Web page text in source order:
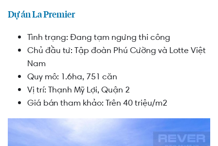
Dự án La Premier
Tình trạng: Đang tạm ngưng thi công
Chủ đầu tư: Tập đoàn Phú Cường và Lotte Việt
Nam
Quy mô: 1.6ha, 751 căn
Vị trí: Thạnh Mỹ Lợi, Quận 2
Giá bán tham khảo: Trên 40 triệu/m2